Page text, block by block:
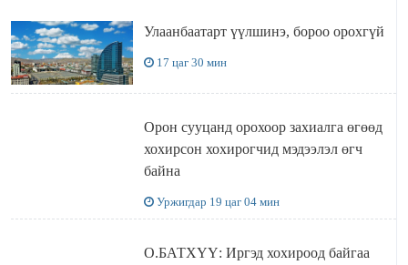
Улаанбаатарт үүлшинэ, бороо орохгүй
17 цаг 30 мин
Орон сууцанд орохоор захиалга өгөөд
хохирсон хохирогчид мэдээлэл өгч
байна
Уржигдар 19 цаг 04 мин
О.БАТХҮҮ: Иргэд хохироод байгаа